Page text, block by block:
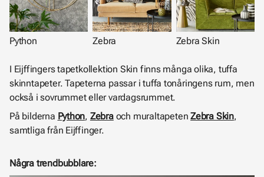
Python Zebra Zebra Skin
I Eijffingers tapetkollektion Skin finns många olika, tuffa
skinntapeter. Tapeterna passar i tuffa tonåringens rum, men
också i sovrummet eller vardagsrummet.
På bilderna Python, Zebraoch muraltapetenZebra Skin,
samtliga från Eijffinger.
Några trendbubblare: